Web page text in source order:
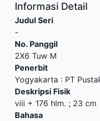
Informasi Detail
Judul Seri
-
No. Panggil
2X6 Tuw M
Penerbit
Yogyakarta : PT
Deskripsi Fisik
viii + 176 hlm. ; 23 cm
Bahasa